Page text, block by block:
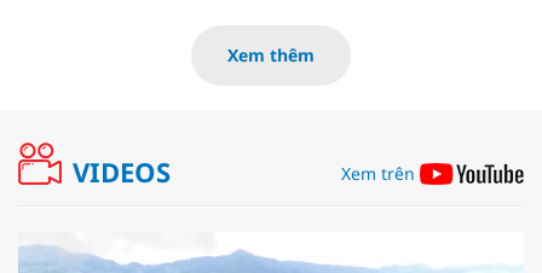
Xem thêm
VIDEOS Xem trên